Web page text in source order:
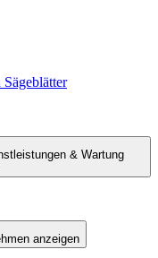
& Wartung
anzeigen